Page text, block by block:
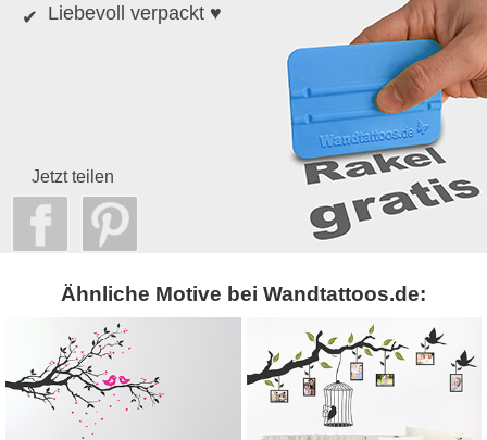
Liebevoll verpackt ♥
Jetzt teilen
Ähnliche Motive bei Wandtattoos.de: